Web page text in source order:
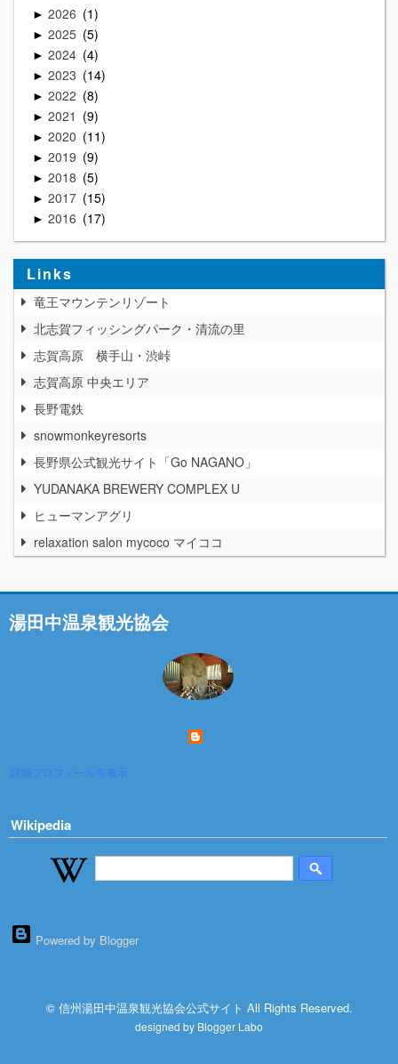
► 2026 1
► 2025 5
► 2024 4
► 2023 14
► 2022 8
► 2021 9
► 2020 11
► 2019 9
► 2018 5
► 2017 15
► 2016 17
Links
竜王マウンテンリゾート
北志賀フィッシングパーク・清流の里
志賀高原 横手山・渋峠
志賀高原 中央エリア
長野電鉄
snowmonkeyresorts
長野県公式観光サイト「Go NAGANO」
YUDANAKA BREWERY COMPLEX U
ヒューマンアグリ
relaxation salon mycoco マイココ
湯田中温泉観光協会
詳細プロフィールを表示
Wikipedia
Powered by Blogger
© 信州湯田中温泉観光協会公式サイト All Rights Reserved.
designed by Blogger Labo